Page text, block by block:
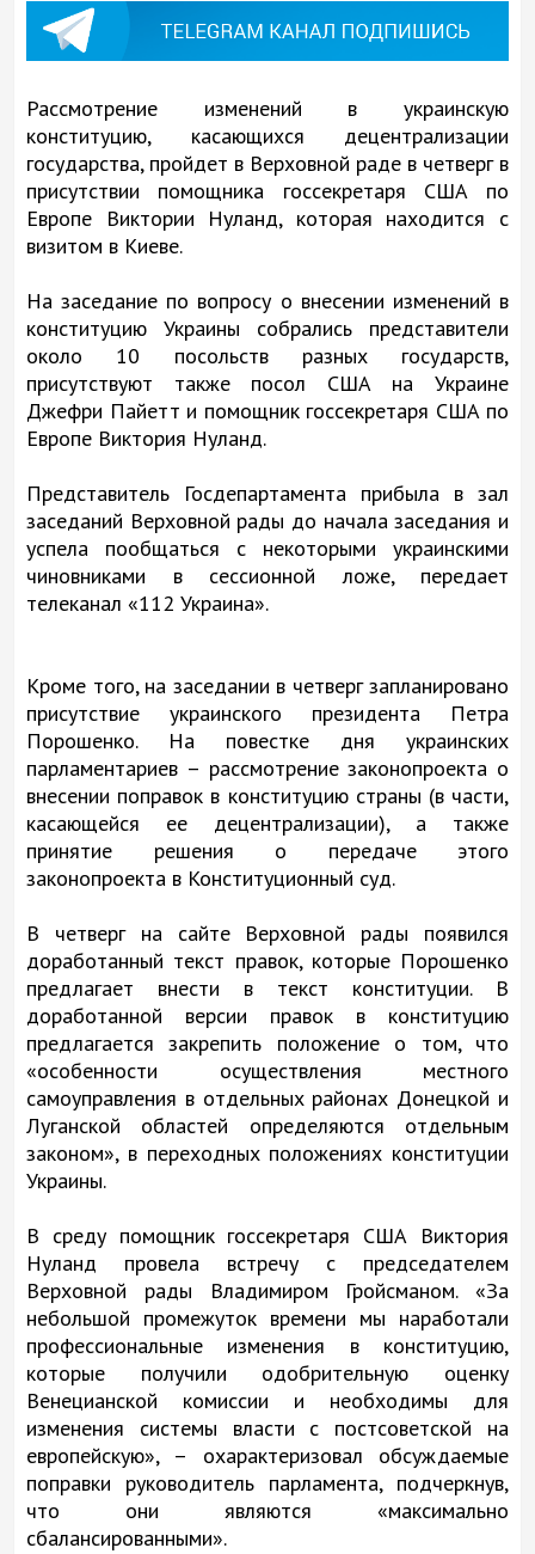
Рассмотрение изменений в украинскую
конституцию, касающихся децентрализации
государства, пройдет в Верховной раде в четверг в
присутствии помощника госсекретаря США по
Европе Виктории Нуланд, которая находится с
визитом в Киеве.
На заседание по вопросу о внесении изменений в
конституцию Украины собрались представители
около 10 посольств разных государств,
присутствуют также посол США на Украине
Джефри Пайетт и помощник госсекретаря США по
Европе Виктория Нуланд.
Представитель Госдепартамента прибыла в зал
заседаний Верховной рады до начала заседания и
успела пообщаться с некоторыми украинскими
чиновниками в сессионной ложе, передает
телеканал «112 Украина».
Кроме того, на заседании в четверг запланировано
присутствие украинского президента Петра
Порошенко. На повестке дня украинских
парламентариев – рассмотрение законопроекта о
внесении поправок в конституцию страны (в части,
касающейся ее децентрализации), а также
принятие решения о передаче этого
законопроекта в Конституционный суд.
В четверг на сайте Верховной рады появился
доработанный текст правок, которые Порошенко
предлагает внести в текст конституции. В
доработанной версии правок в конституцию
предлагается закрепить положение о том, что
«особенности осуществления местного
самоуправления в отдельных районах Донецкой и
Луганской областей определяются отдельным
законом», в переходных положениях конституции
Украины.
В среду помощник госсекретаря США Виктория
Нуланд провела встречу с председателем
Верховной рады Владимиром Гройсманом. «За
небольшой промежуток времени мы наработали
профессиональные изменения в конституцию,
которые получили одобрительную оценку
Венецианской комиссии и необходимы для
изменения системы власти с постсоветской на
европейскую», – охарактеризовал обсуждаемые
поправки руководитель парламента, подчеркнув,
что они являются «максимально
сбалансированными».